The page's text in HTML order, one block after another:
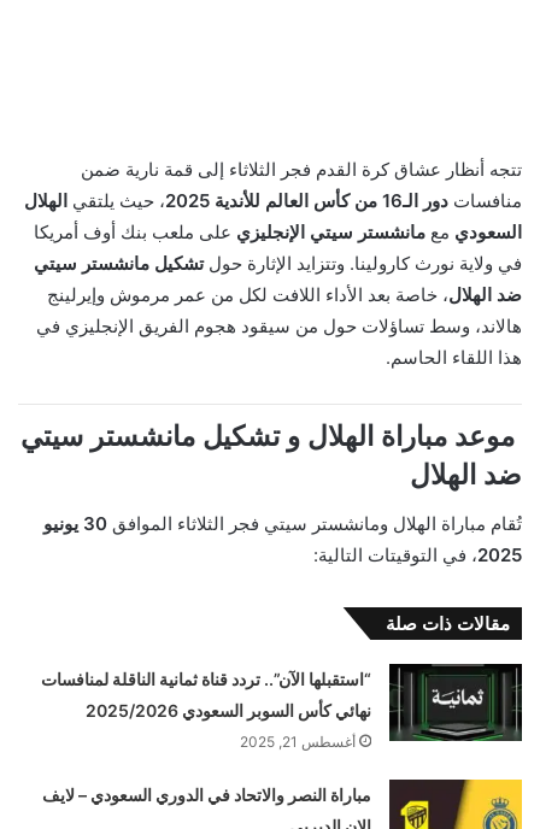
تتجه أنظار عشاق كرة القدم فجر الثلاثاء إلى قمة نارية ضمن
منافسات دور الـ16 من كأس العالم للأندية 2025 ، حيث يلتقي الهلال
السعودي مع مانشستر سيتي الإنجليزي على ملعب بنك أوف أمريكا
في ولاية نورث كارولينا. وتتزايد الإثارة حولتشكيل مانشستر سيتي
ضد الهلال، خاصة بعد الأداء اللافت لكل من عمر مرموش وإيرلينج
هالاند، وسط تساؤلات حول من سيقود هجوم الفريق الإنجليزي في
هذا اللقاء الحاسم.
موعد مباراة الهلال و تشكيل مانشستر سيتي
ضد الهلال
تُقام مباراة الهلال ومانشستر سيتي فجر الثلاثاء الموافق
30 يونيو
2025، في التوقيتات التالية:
مقالات ذات صلة
“استقبلها الآن”.. تردد قناة ثمانية الناقلة لمنافسات
نهائي كأس السوبر السعودي 2025/2026
أغسطس 21, 2025
مباراة النصر والاتحاد في الدوري السعودي – لايف